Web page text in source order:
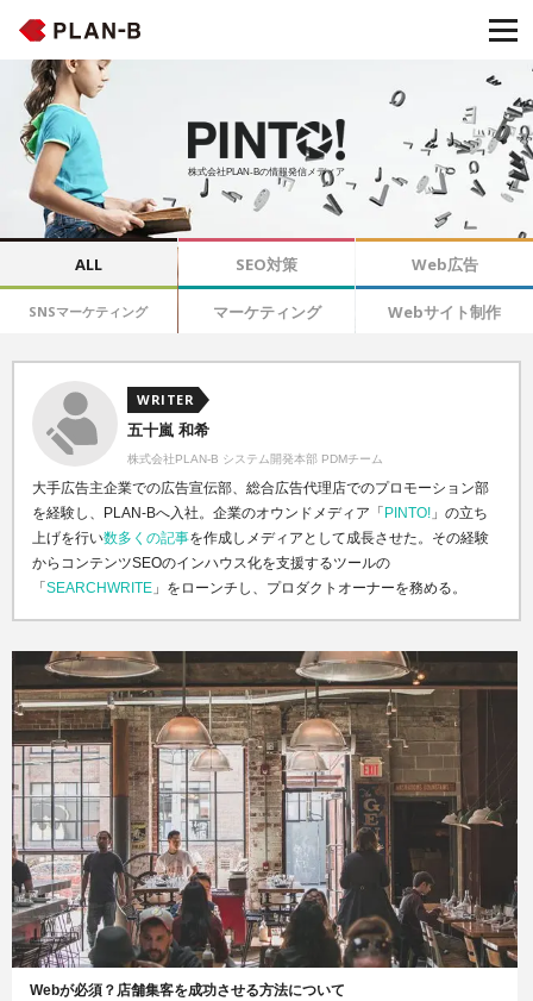
株式会社PLAN-Bの情報発信メディア
ALL SEO対策 Web広告
SNSマーケティング マーケティング Webサイト制作
WRITER
五十嵐 和希
株式会社PLAN-B システム開発本部 PDMチーム
大手広告主企業での広告宣伝部、総合広告代理店でのプロモーション部
を経験し、PLAN-Bへ入社。企業のオウンドメディア「 PINTO! 」の立ち
上げを行い数多くの記事を作成しメディアとして成長させた。その経験
からコンテンツSEOのインハウス化を支援するツールの
「 SEARCHWRITE 」をローンチし、プロダクトオーナーを務める。
Webが必須？店舗集客を成功させる方法について